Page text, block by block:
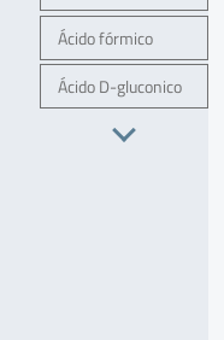
Ácido fórmico
Ácido D-gluconico